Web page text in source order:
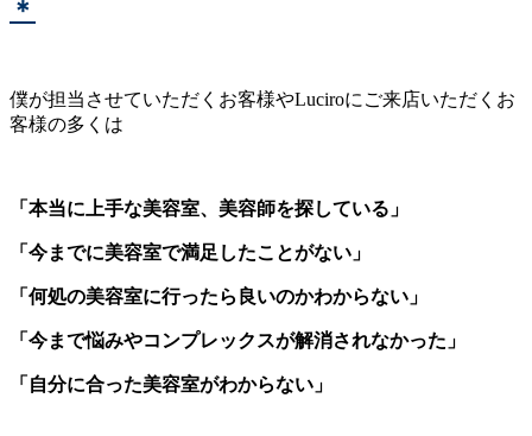
＊
僕が担当させていただくお客様やLuciroにご来店いただくお
客様の多くは
「本当に上手な美容室、美容師を探している」
「今までに美容室で満足したことがない」
「何処の美容室に行ったら良いのかわからない」
「今まで悩みやコンプレックスが解消されなかった」
「自分に合った美容室がわからない」